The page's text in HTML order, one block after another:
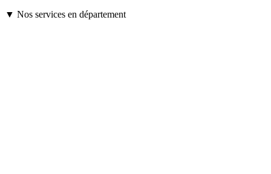
▼ Nos services en département